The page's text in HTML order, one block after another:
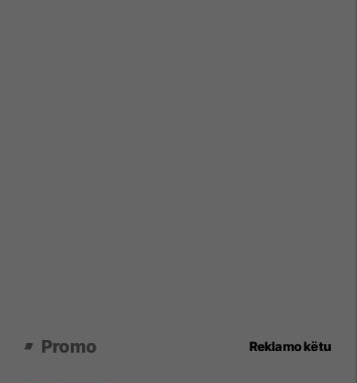
Promo Reklamo këtu